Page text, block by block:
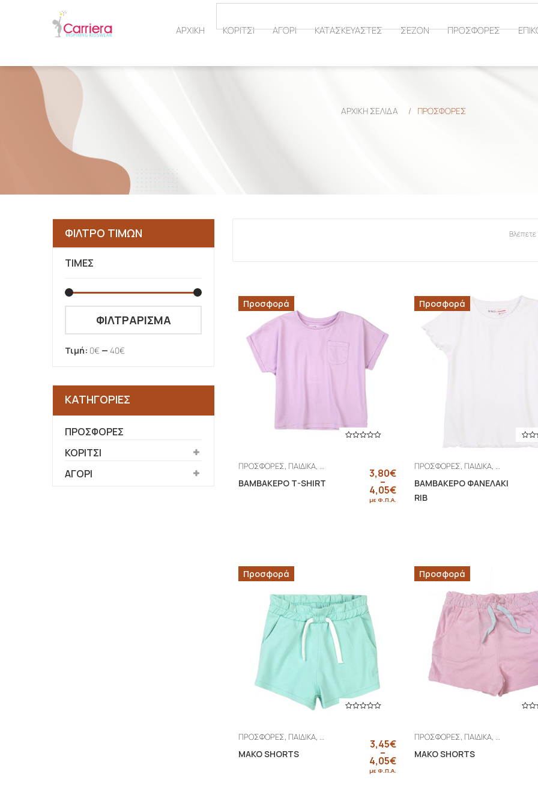
ΑΡΧΙΚΗ ΚΟΡΙΤΣΙ ΑΓΟΡΙ ΚΑΤΑΣΚΕΥΑΣΤΕΣ ΣΕΖΟΝ ΠΡΟΣΦΟΡΕΣ
ΑΡΧΙΚΉ ΣΕΛΊΔΑ / ΠΡΟΣΦΟΡΕΣ
ΦΙΛΤΡΟ ΤΙΜΩΝ
ΤΙΜΈΣ
Ελάχιστη
Μέγιστη
ΦΙΛΤΡΆΡΙΣΜΑ
Τιμή: 0€ — 40€
ΚΑΤΗΓΟΡΊΕΣ
ΠΡΟΣΦΟΡΕΣ
ΚΟΡΙΤΣΙ
ΑΓΟΡΙ
Βλέπετε
Προσφορά
ΠΡΟΣΦΟΡΕΣ, ΠΑΙΔΙΚΑ, Μπλούζα
ΒΑΜΒΑΚΕΡΟ T-SHIRT
3,80€
–
4,05€
Price range: 3,80€ through 4,05€
με Φ.Π.Α.
Προσφορά
ΠΡΟΣΦΟΡΕΣ, ΠΑΙΔΙΚΑ, Μπλούζα
ΒΑΜΒΑΚΕΡΟ ΦΑΝΕΛΑΚΙ
RIB
Προσφορά
ΠΡΟΣΦΟΡΕΣ, ΠΑΙΔΙΚΑ, Shorts
ΜΑΚΟ SHORTS
3,45€
–
4,05€
Price range: 3,45€ through 4,05€
με Φ.Π.Α.
Προσφορά
ΠΡΟΣΦΟΡΕΣ, ΠΑΙΔΙΚΑ, Shorts
MAKO SHORTS